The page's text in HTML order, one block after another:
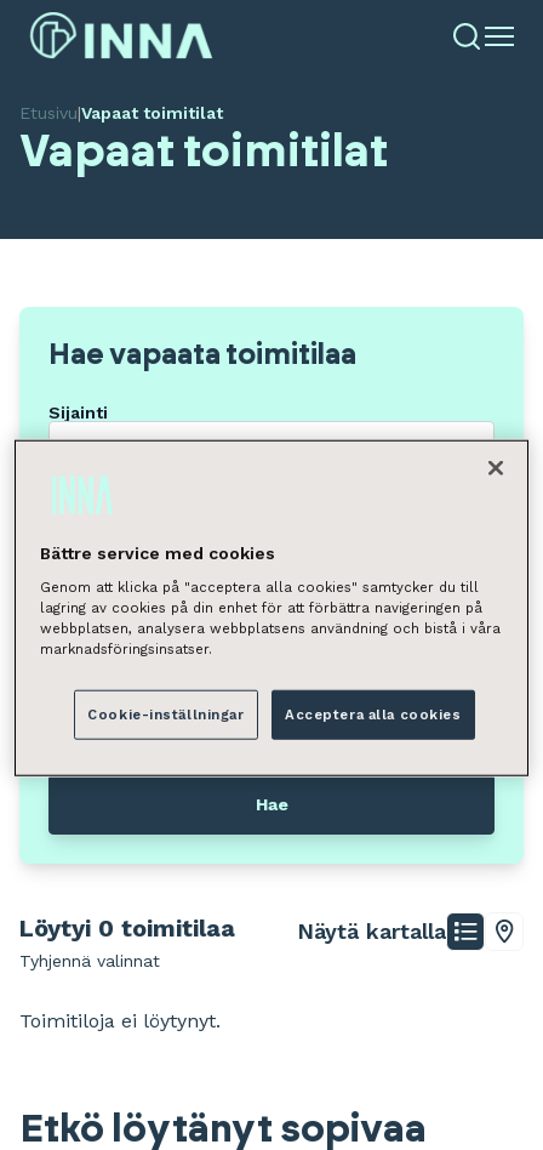
Etusivu|Vapaat toimitilat
Vapaat toimitilat
Hae vapaata toimitilaa
Sijainti
Tilan tyyppi
Liiketila
Neliömäärä
Valitse
Voit hakea kunnan, kaupunginosan, katuosoitteen tai
postinumeron perusteella.
Hae
Löytyi 0 toimitilaa
Tyhjennä valinnat
Näytä kartalla
Toimitiloja ei löytynyt.
Etkö löytänyt sopivaa
Bättre service med cookies
Genom att klicka på "acceptera alla cookies" samtycker du till
lagring av cookies på din enhet för att förbättra navigeringen på
webbplatsen, analysera webbplatsens användning och bistå i våra
marknadsföringsinsatser.
Cookie-inställningar Acceptera alla cookies